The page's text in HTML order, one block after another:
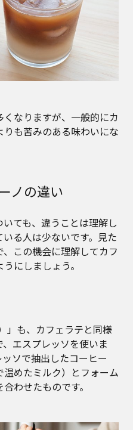
なりますが、一般的にカ
も苦みのある味わいにな
ノの違い
ても、違うことは理解し
る人は少ないです。見た
この機会に理解してカフ
にしましょう。
」も、カフェラテと同様
エスプレッソを使いま
ソで抽出したコーヒー
めたミルク）とフォーム
わせたものです。